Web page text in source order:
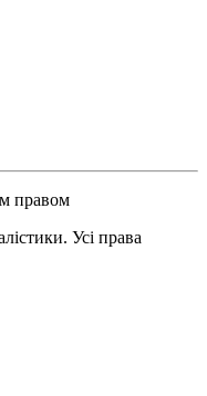
правом
Усі права